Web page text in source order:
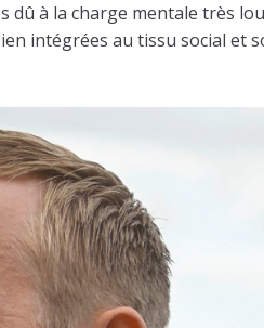
dû à la charge mentale très
intégrées au tissu social et